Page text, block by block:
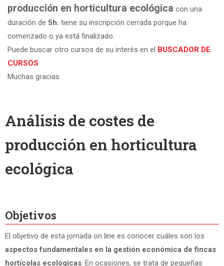
producción en horticultura ecológica con una
duración de 5h. tiene su inscripción cerrada porque ha
comenzado o ya está finalizado.
Puede buscar otro cursos de su interés en el BUSCADOR DE
CURSOS
Muchas gracias
Análisis de costes de
producción en horticultura
ecológica
Objetivos
El objetivo de esta jornada on line es conocer cuáles son los
aspectos fundamentales en la gestión económica de fincas
hortícolas ecológicas. En ocasiones, se trata de pequeñas